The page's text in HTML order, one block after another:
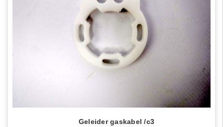
Geleider gaskabel /c3